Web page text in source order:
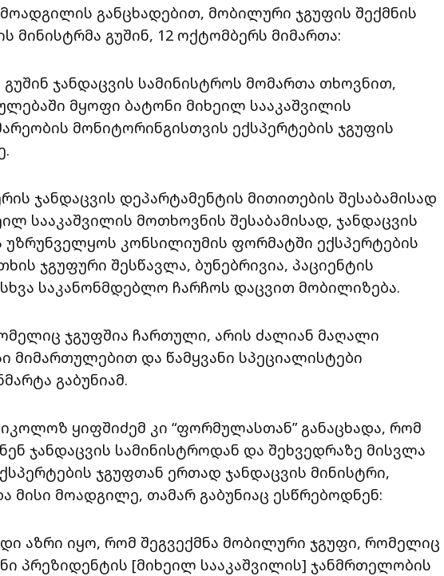
განცხადებით, მობილური ჯგუფის შექმნის
მინისტრმა გუშინ, 12 ოქტომბერს მიმართა:
გუშინ ჯანდაცვის სამინისტროს მომართა თხოვნით,
მყოფი ბატონი მიხეილ სააკაშვილის
მონიტორინგისთვის ექსპერტების ჯგუფის
ჯანდაცვის დეპარტამენტის მითითების შესაბამისად
სააკაშვილის მოთხოვნის შესაბამისად, ჯანდაცვის
უზრუნველყოს კონსილიუმის ფორმატში ექსპერტების
ჯგუფური შესწავლა, ბუნებრივია, პაციენტის
საკანონმდებლო ჩარჩოს დაცვით მობილიზება.
ჯგუფშია ჩართული, არის ძალიან მაღალი
მიმართულებით და წამყვანი სპეციალისტები
გაბუნიამ.
ყიფშიძემ კი “ფორმულასთან” განაცხადა, რომ
ჯანდაცვის სამინისტროდან და შეხვედრაზე მისვლა
ჯგუფთან ერთად ჯანდაცვის მინისტრი,
მისი მოადგილე, თამარ გაბუნიაც ესწრებოდნენ:
აზრი იყო, რომ შეგვექმნა მობილური ჯგუფი, რომელიც
პრეზიდენტის [მიხეილ სააკაშვილის] ჯანმრთელობის